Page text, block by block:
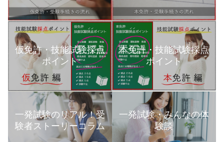
仮免許・技能試験採点
ポイント
本免許・技能試験採点
ポイント
一発試験のリアル！受
験者ストーリーコラム
一発試験・みんなの体
験談